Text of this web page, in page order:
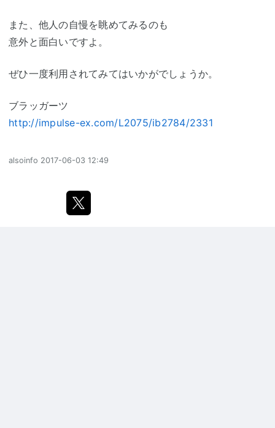
また、他人の自慢を眺めてみるのも
意外と面白いですよ。
ぜひ一度利用されてみてはいかがでしょうか。
ブラッガーツ
http://impulse-ex.com/L2075/ib2784/2331
alsoinfo 2017-06-03 12:49